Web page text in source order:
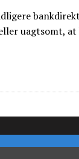
uagtsomt,